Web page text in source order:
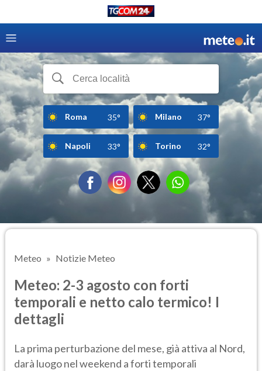
Roma 35° Milano 37°
Napoli 33° Torino 32°
Meteo Notizie Meteo
Meteo: 2-3 agosto con forti
temporali e netto calo termico! I
dettagli
La prima perturbazione del mese, già attiva al Nord,
darà luogo nel weekend a forti temporali